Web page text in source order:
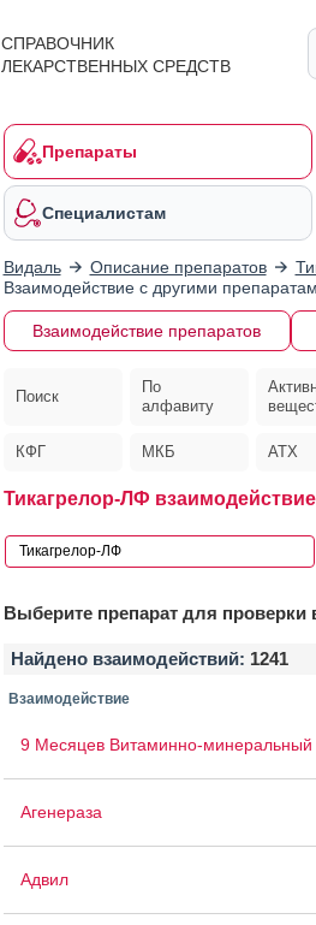
СПРАВОЧНИК
ЛЕКАРСТВЕННЫХ СРЕДСТВ
Препараты
Специалистам
Видаль Описание препаратов
Взаимодействие с другими
Взаимодействие препаратов
Поиск
По
алфавиту
КФГ МКБ АТХ
Тикагрелор-ЛФ взаимодействие
Выберите препарат для проверки
Найдено взаимодействий: 1241
Взаимодействие
9 Месяцев Витаминно-минеральный
Агенераза
Адвил